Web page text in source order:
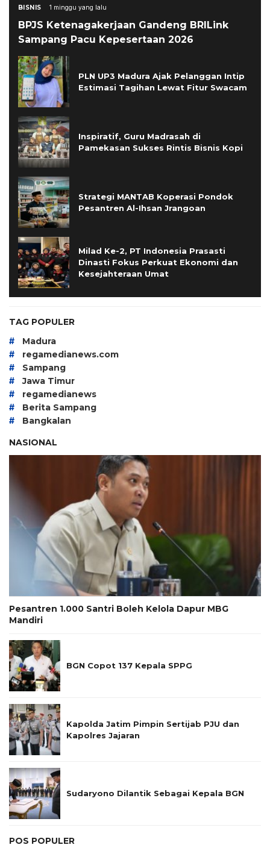
BISNIS 1 minggu yang lalu
BPJS Ketenagakerjaan Gandeng BRILink
Sampang Pacu Kepesertaan 2026
PLN UP3 Madura Ajak Pelanggan Intip
Estimasi Tagihan Lewat Fitur Swacam
Inspiratif, Guru Madrasah di
Pamekasan Sukses Rintis Bisnis Kopi
Strategi MANTAB Koperasi Pondok
Pesantren Al-Ihsan Jrangoan
Milad Ke-2, PT Indonesia Prasasti
Dinasti Fokus Perkuat Ekonomi dan
Kesejahteraan Umat
TAG POPULER
# Madura
# regamedianews.com
# Sampang
# Jawa Timur
# regamedianews
# Berita Sampang
#
Bangkalan
NASIONAL
Pesantren 1.000 Santri Boleh Kelola Dapur MBG
Mandiri
BGN Copot 137 Kepala SPPG
Kapolda Jatim Pimpin Sertijab PJU dan
Kapolres Jajaran
Sudaryono Dilantik Sebagai Kepala BGN
POS POPULER